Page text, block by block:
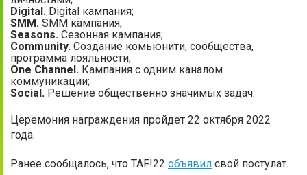
Digital. Digital кампания;
SMM. SMM кампания;
Seasons. Сезонная кампания;
Community. Создание комьюнити, сообщества,
программа лояльности;
One Channel. Кампания с одним каналом
коммуникации;
Social. Решение общественно значимых задач.
Церемония награждения пройдет 22 октября 2022
года.
Ранее сообщалось, что TAF!22 объявил свой постулат.